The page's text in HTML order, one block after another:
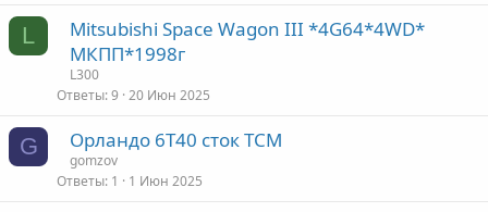
L
Mitsubishi Space Wagon III *4G64*4WD*
MКПП*1998г
L300
Ответы 9 20 Июн 2025
G Орландо 6Т40 сток ТСМ
gomzov
Ответы 1 1 Июн 2025